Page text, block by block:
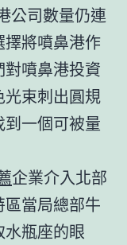
公司數量仍連
將噴鼻港作
噴鼻港投資
束刺出圓規
到一個可被量
企業介入北部
當局總部牛
瓶座的眼